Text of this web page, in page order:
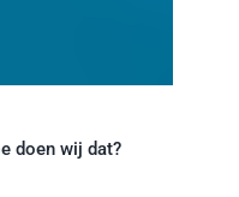
doen wij dat?